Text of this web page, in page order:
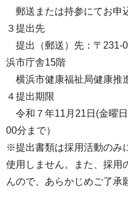
郵送または持参にてお申
３提出先
提出（郵送）先：〒231-
浜市庁舎15階
横浜市健康福祉局健康
４提出期限
令和７年11月21日(金曜
00分まで）
※提出書類は採用活動のみ
使用しません。また、採用
んので、あらかじめご了承